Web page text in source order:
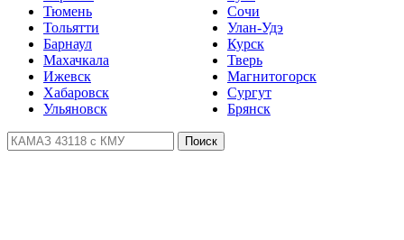
Тюмень
Тольятти
Барнаул
Махачкала
Ижевск
Хабаровск
Ульяновск
Сочи
Улан-Удэ
Курск
Тверь
Магнитогорск
Сургут
Брянск
Поиск